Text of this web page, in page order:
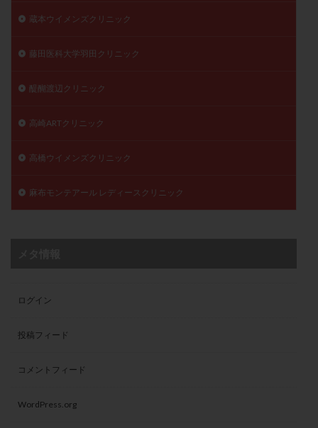
蔵本ウイメンズクリニック
藤田医科大学羽田クリニック
醍醐渡辺クリニック
高崎ARTクリニック
高橋ウイメンズクリニック
麻布モンテアール レディースクリニック
ログイン
投稿フィード
コメントフィード
WordPress.org